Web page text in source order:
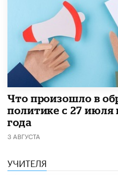
​Что произошло в
политике с 27 июля
года
3 АВГУСТА
УЧИТЕЛЯ